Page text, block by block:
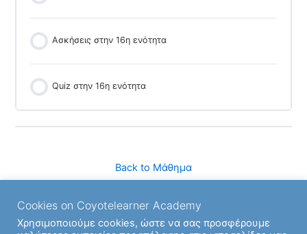
Ασκήσεις στην 16η ενότητα
Quiz στην 16η ενότητα
Back to Μάθημα
Next Ενότητα
Cookies on Coyotelearner Academy
Χρησιμοποιούμε cookies, ώστε να σας προσφέρουμε